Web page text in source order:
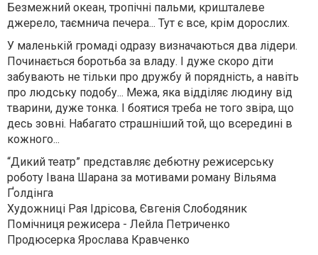
Безмежний океан, тропічні пальми, кришталеве
джерело, таємнича печера... Тут є все, крім дорослих.
У маленькій громаді одразу визначаються два лідери.
Починається боротьба за владу. І дуже скоро діти
забувають не тільки про дружбу й порядність, а навіть
про людську подобу... Межа, яка відділяє людину від
тварини, дуже тонка. І боятися треба не того звіра, що
десь зовні. Набагато страшніший той, що всередині в
кожного...
“Дикий театр” представляє дебютну режисерську
роботу Івана Шарана за мотивами роману Вільяма
Ґолдінга
Художниці Рая Ідрісова, Євгенія Слободяник
Помічниця режисера - Лейла Петриченко
Продюсерка Ярослава Кравченко